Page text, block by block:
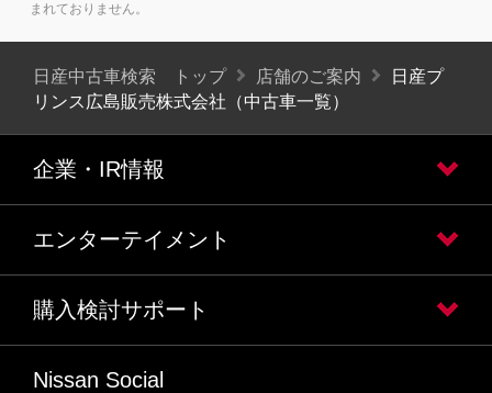
まれておりません。
日産中古車検索 トップ 店舗のご案内
日産プ
リンス広島販売株式会社（中古車一覧）
企業・IR情報
エンターテイメント
購入検討サポート
Nissan Social